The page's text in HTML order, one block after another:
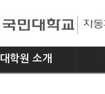
대학원 소개